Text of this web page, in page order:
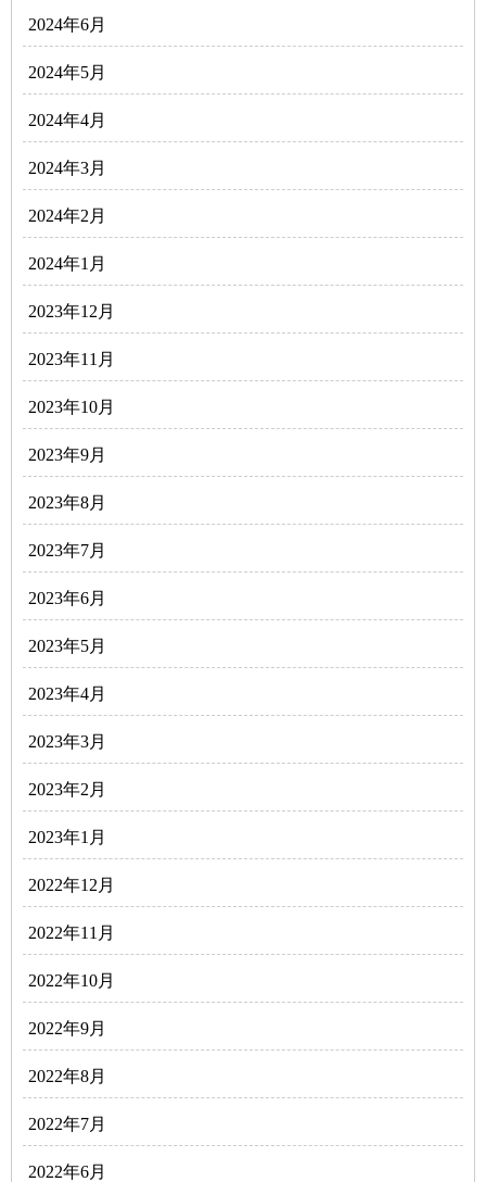
2024年6月
2024年5月
2024年4月
2024年3月
2024年2月
2024年1月
2023年12月
2023年11月
2023年10月
2023年9月
2023年8月
2023年7月
2023年6月
2023年5月
2023年4月
2023年3月
2023年2月
2023年1月
2022年12月
2022年11月
2022年10月
2022年9月
2022年8月
2022年7月
2022年6月